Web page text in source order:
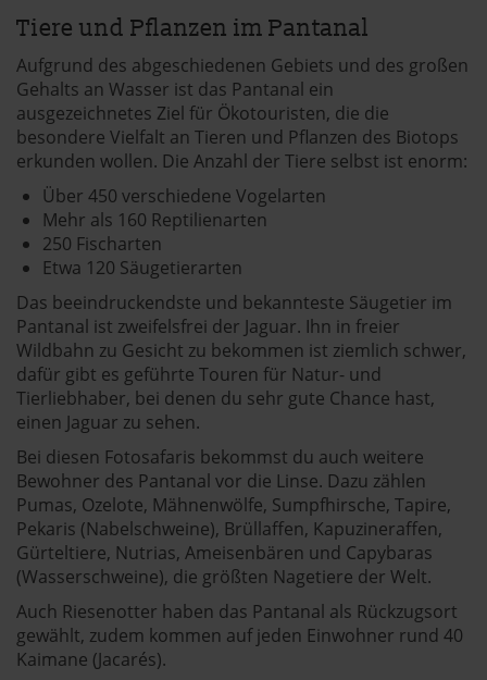
Tiere und Pflanzen im Pantanal
Aufgrund des abgeschiedenen Gebiets und des großen
Gehalts an Wasser ist das Pantanal ein
ausgezeichnetes Ziel für Ökotouristen, die die
besondere Vielfalt an Tieren und Pflanzen des Biotops
erkunden wollen. Die Anzahl der Tiere selbst ist enorm:
Über 450 verschiedene Vogelarten
Mehr als 160 Reptilienarten
250 Fischarten
Etwa 120 Säugetierarten
Das beeindruckendste und bekannteste Säugetier im
Pantanal ist zweifelsfrei der Jaguar. Ihn in freier
Wildbahn zu Gesicht zu bekommen ist ziemlich schwer,
dafür gibt es geführte Touren für Natur- und
Tierliebhaber, bei denen du sehr gute Chance hast,
einen Jaguar zu sehen.
Bei diesen Fotosafaris bekommst du auch weitere
Bewohner des Pantanal vor die Linse. Dazu zählen
Pumas, Ozelote, Mähnenwölfe, Sumpfhirsche, Tapire,
Pekaris (Nabelschweine), Brüllaffen, Kapuzineraffen,
Gürteltiere, Nutrias, Ameisenbären und Capybaras
(Wasserschweine), die größten Nagetiere der Welt.
Auch Riesenotter haben das Pantanal als Rückzugsort
gewählt, zudem kommen auf jeden Einwohner rund 40
Kaimane (Jacarés).